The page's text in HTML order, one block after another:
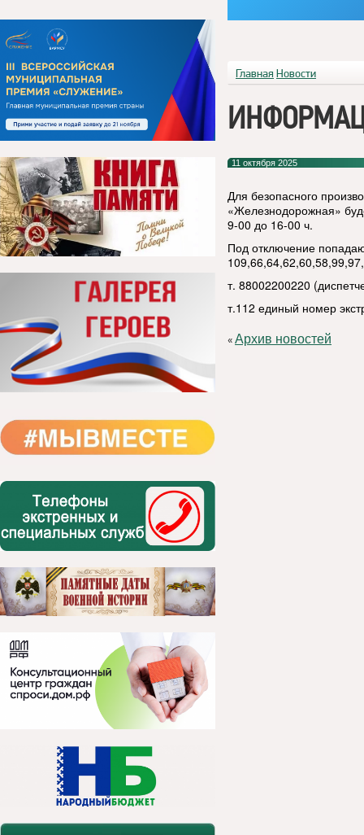
Главная Новости
11 октября 2025
Для безопасного
«Железнодорожная»
9-00 до 16-00 ч.
Под отключение
т. 88002200220
т.112 единый номер
«Архив новостей